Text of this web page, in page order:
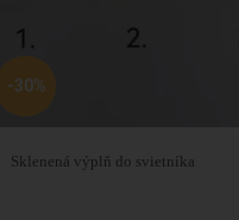
Sklenená výplň do svietníka
-30%